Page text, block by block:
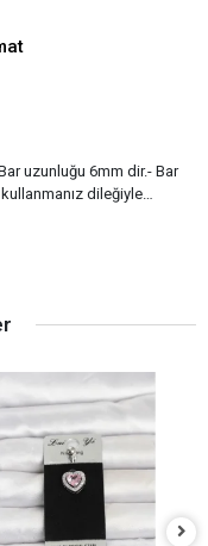
uzunluğu 6mm dir.- Bar
kullanmanız dileğiyle…